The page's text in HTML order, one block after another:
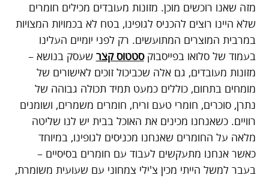
מזה שאנו רוכשים מוכן. מזונות מעובדים מכילים חומרים
שלא היינו רוצים להכניס לגופינו, בטח לא בכמויות המצויות
במרבית המוצרים המתועשים. רק לפני יומיים העלינו
בעמוד של סלואו בפייסבוקסטטוס קצר שעסק בנושא –
מזונות מעובדים, גם אלה שכביכול זוכים לאישורים של
מומחים בתחום, כוללים כמעט תמיד תכולה גבוהה של
נתרן, סוכרים, חומרי טעם וריח, חומרים משמרים, ושומנים
רוויים. כשאנחנו מכינים את האוכל בבית יש לנו שליטה
מלאה על החומרים שאנחנו מכניסים לגופינו, במיוחד
כאשר אנחנו מתעקשים לעבוד עם חומרים בסיסיים –
בעבר למשל הייתי מכין צ'ילי צמחוני עם שעועית משומרת,